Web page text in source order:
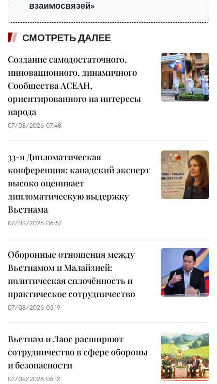
взаимосвязей»
СМОТРЕТЬ ДАЛЕЕ
Создание самодостаточного,
инновационного, динамичного
Сообщества АСЕАН,
ориентированного на интересы
народа
07/08/2026 07:48
33-я Дипломатическая
конференция: канадский эксперт
высоко оценивает
дипломатическую выдержку
Вьетнама
07/08/2026 06:57
Оборонные отношения между
Вьетнамом и Малайзией:
политическая сплочённость и
практическое сотрудничество
07/08/2026 05:19
Вьетнам и Лаос расширяют
сотрудничество в сфере обороны
и безопасности
07/08/2026 05:12